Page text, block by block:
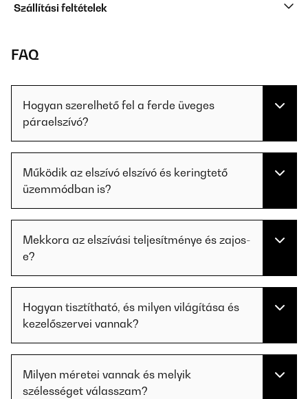
Szállítási feltételek
FAQ
Hogyan szerelhető fel a ferde üveges
páraelszívó?
Működik az elszívó elszívó és keringtető
üzemmódban is?
Mekkora az elszívási teljesítménye és zajos-
e?
Hogyan tisztítható, és milyen világítása és
kezelőszervei vannak?
Milyen méretei vannak és melyik
szélességet válasszam?